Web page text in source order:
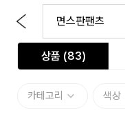
상품 (83)
카테고리 색상